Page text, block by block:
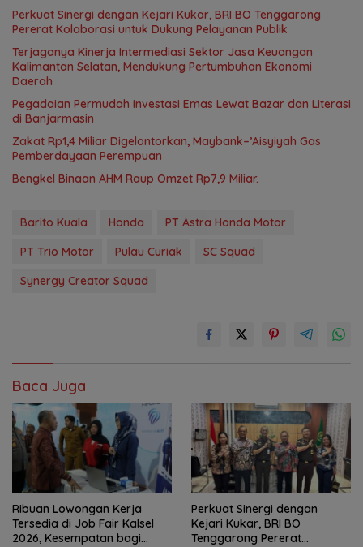
Perkuat Sinergi dengan Kejari Kukar, BRI BO Tenggarong
Pererat Kolaborasi untuk Dukung Pelayanan Publik
Terjaganya Kinerja Intermediasi Sektor Jasa Keuangan
Kalimantan Selatan, Mendukung Pertumbuhan Ekonomi
Daerah
Pegadaian Permudah Investasi Emas Lewat Bazar dan Literasi
di Banjarmasin
Zakat Rp1,4 Miliar Digelontorkan, Maybank–’Aisyiyah Gas
Pemberdayaan Perempuan
Bengkel Binaan AHM Raup Omzet Rp7,9 Miliar.
Barito Kuala Honda
PT Astra Honda Motor
PT Trio Motor
Pulau Curiak
SC Squad
Synergy Creator Squad
Baca Juga
Ribuan Lowongan Kerja
Tersedia di Job Fair Kalsel
2026, Kesempatan bagi
Perkuat Sinergi dengan
Kejari Kukar, BRI BO
Tenggarong Pererat